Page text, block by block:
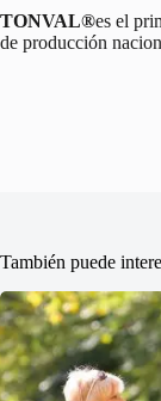
TONVAL®es el
de producción
También puede